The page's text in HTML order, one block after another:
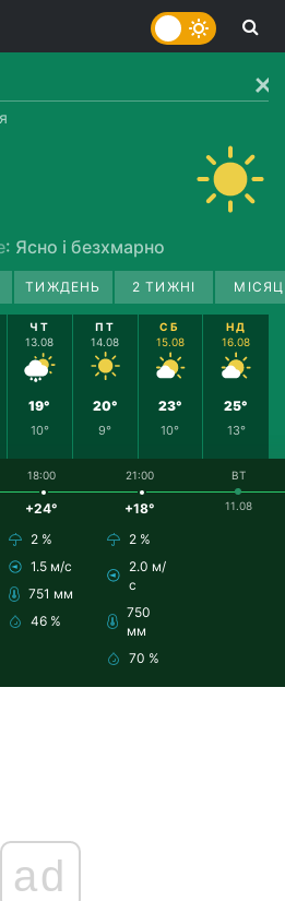
: Ясно і безхмарно
ТИЖДЕНЬ 2 ТИЖНІ
ЧТ
13.08
19°
10°
ПТ
14.08
20°
9°
СБ
15.08
23°
10°
НД
16.08
25°
13°
18:00
+24°
2 %
1.5 м/с
751 мм
46 %
21:00
+18°
2 %
2.0 м/
с
750
мм
70 %
ВТ
11.08
ad